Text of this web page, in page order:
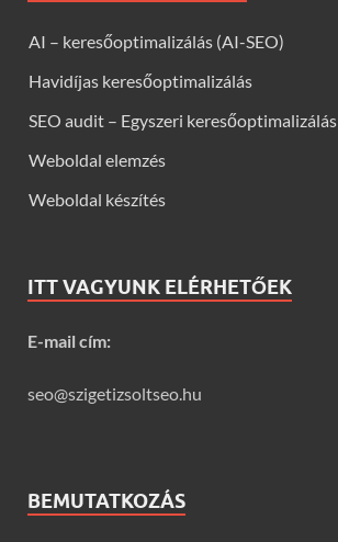
AI – keresőoptimalizálás (AI-SEO)
Havidíjas keresőoptimalizálás
SEO audit – Egyszeri keresőoptimalizálás
Weboldal elemzés
Weboldal készítés
ITT VAGYUNK ELÉRHETŐEK
E-mail cím:
seo@szigetizsoltseo.hu
BEMUTATKOZÁS